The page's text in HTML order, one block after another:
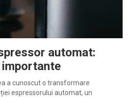
automat:
a cunoscut o transformare
espressorului automat, un